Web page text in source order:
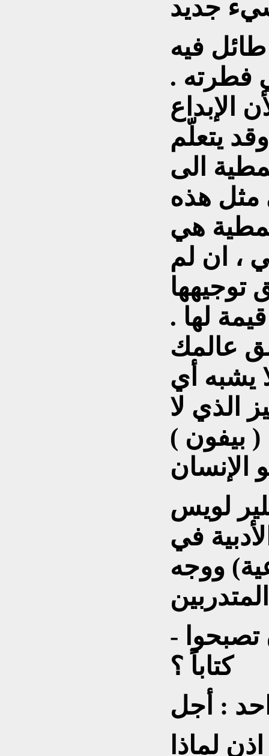
طائل فيه
فطرته .
الإبداع
يتعلّم
الى
مثل هذه
هي
، ان لم
توجيهها
لها .
عالمك
يشبه أي
الذي لا
( بيفون )
لويس
في
ووجه
- هل أنتم جادون في أن تصبحوا
كتاباً ؟
: أجل
لماذا